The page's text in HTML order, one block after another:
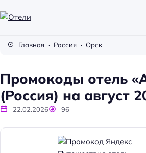
и
Главная Россия Орск
Промокоды отель
(Россия) на август
22.02.2026 96